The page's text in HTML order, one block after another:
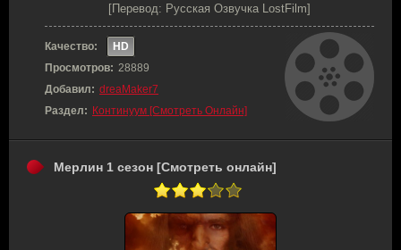
[Перевод: Русская Озвучка LostFilm]
Качество:
HD
Просмотров: 28889
Добавил: dreaMaker7
Раздел: Континуум [Смотреть Онлайн]
Мерлин 1 сезон [Смотреть онлайн]